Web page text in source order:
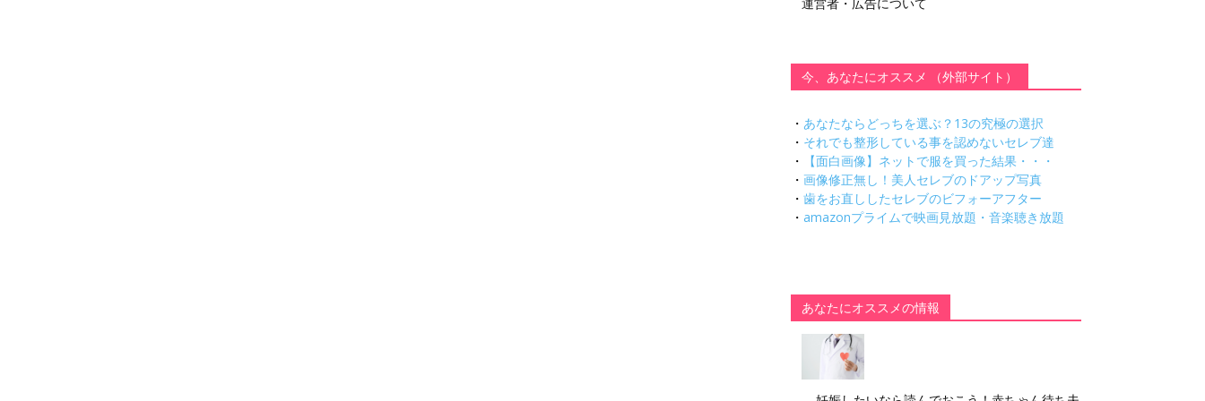
今、あなたにオススメ （外部サイト）
・ あなたならどっちを選ぶ？13の究極の選択
・ それでも整形している事を認めないセレブ達
・
【面白画像】ネットで服を買った結果・・・
・ 画像修正無し！美人セレブのドアップ写真
・ 歯をお直ししたセレブのビフォーアフター
・ amazonプライムで映画見放題・音楽聴き放題
あなたにオススメの情報